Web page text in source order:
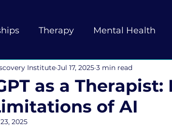
Therapy Mental Health
as a
of AI
Institute Jul 17, 2025 3 min read
2025